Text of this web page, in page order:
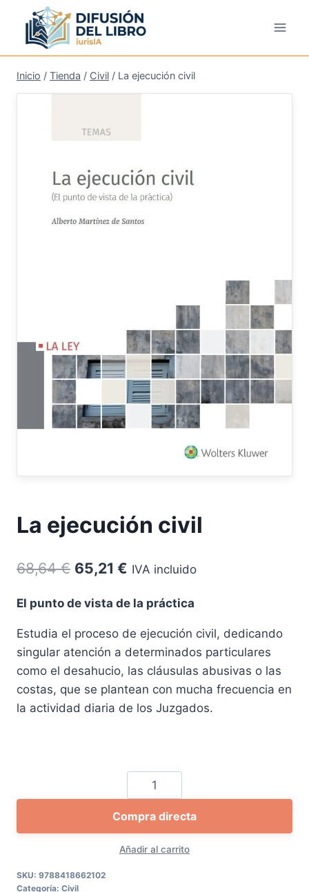
contenido
Inicio / Tienda / Civil / La ejecución civil
La ejecución civil
68,64€ El
original
era:
68,64 €.
65,21 € El
actual
es:
65,21 €.
IVA incluido
El punto de vista de la práctica
Estudia el proceso de ejecución civil, dedicando
singular atención a determinados particulares
como el desahucio, las cláusulas abusivas o las
costas, que se plantean con mucha frecuencia en
la actividad diaria de los Juzgados.
La
ejecución
civil
cantidad
Añadir al carrito
Compra directa
SKU: 9788418662102
Categoría: Civil